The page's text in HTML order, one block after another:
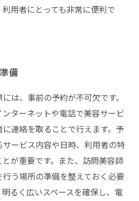
用者にとっても非常に便利で
備
は、事前の予約が不可欠です。
ターネットや電話で美容サービ
連絡を取ることで行えます。予
ービス内容や日時、利用者の特
が重要です。また、訪問美容師
う場所の準備を整えておく必要
るく広いスペースを確保し、電